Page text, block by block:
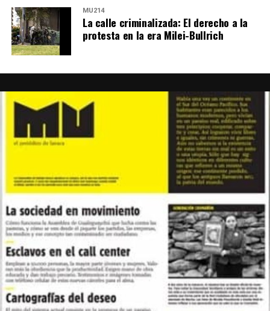
MU214
La calle criminalizada: El derecho a la
protesta en la era Milei-Bullrich